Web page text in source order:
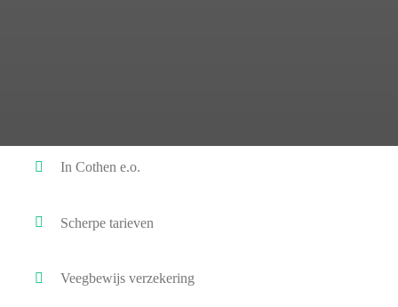
In Cothen e.o.
Scherpe tarieven
Veegbewijs verzekering